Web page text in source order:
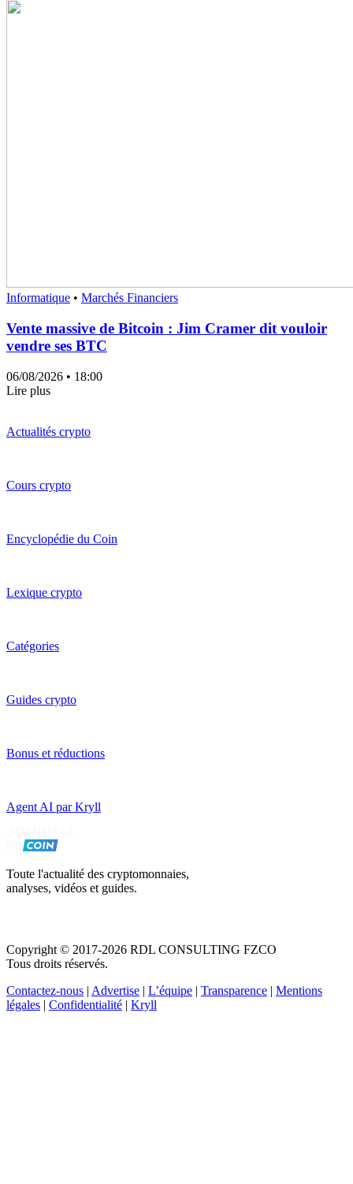
Informatique • Marchés Financiers
Vente massive de Bitcoin : Jim Cramer dit vouloir
vendre ses BTC
06/08/2026 • 18:00
Lire plus
Actualités crypto
Cours crypto
Encyclopédie du Coin
Lexique crypto
Catégories
Guides crypto
Bonus et réductions
Agent AI par Kryll
Toute l'actualité des cryptomonnaies,
analyses, vidéos et guides.
Copyright © 2017-2026 RDL CONSULTING FZCO
Tous droits réservés.
Contactez-nous | Advertise | L’équipe | Transparence | Mentions
légales | Confidentialité | Kryll